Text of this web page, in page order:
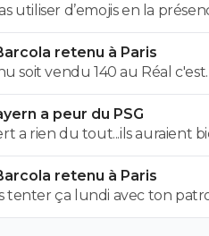
utiliser d’emojis en la
de l enfance lié à ces
vous pouvez adhérer à son
faire partie d’une « élite »
l utilisation d emojis bien
incompréhensible
Cordialement.
retenu à Paris
soit vendu 140 au Réal c'est
de la LDC soit à un
?? Messieurs les anglais allez vous faire
a peur du PSG
a rien du tout...ils auraient
peux en écrire 200 des
retenu à Paris
tenter ça lundi avec ton